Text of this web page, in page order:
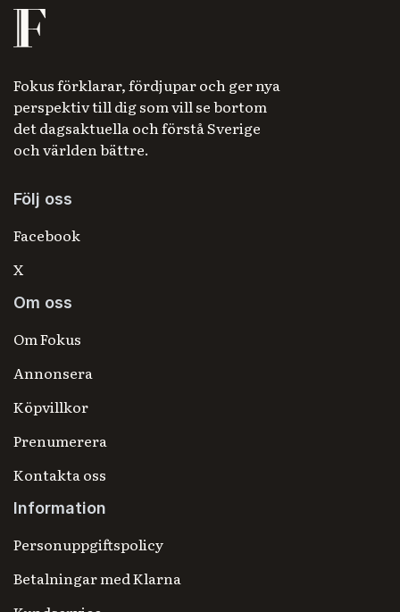
Fokus förklarar, fördjupar och ger nya
perspektiv till dig som vill se bortom
det dagsaktuella och förstå Sverige
och världen bättre.
Följ oss
Facebook
X
Om oss
Om Fokus
Annonsera
Köpvillkor
Prenumerera
Kontakta oss
Information
Personuppgiftspolicy
Betalningar med Klarna